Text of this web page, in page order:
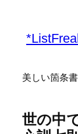
美しい箇条
世の中